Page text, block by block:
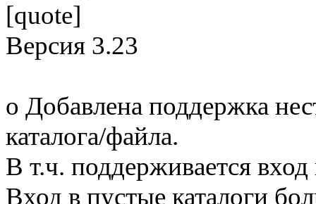
[quote]
Версия 3.23
o Добавлена поддержка
каталога/файла.
В т.ч. поддерживается вход
Вход в пустые каталоги